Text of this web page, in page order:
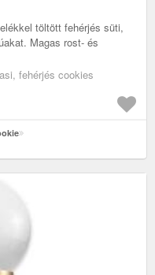
töltött fehérjés süti,
Magas rost- és
fehérjés cookies